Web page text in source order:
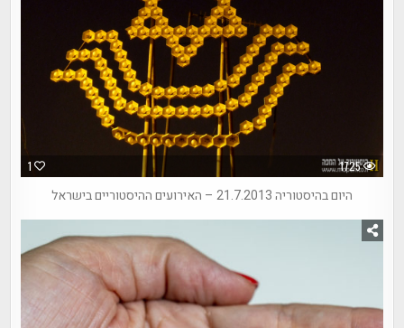
1 1725
היום בהיסטוריה 21.7.2013 – האירועים ההיסטוריים בישראל